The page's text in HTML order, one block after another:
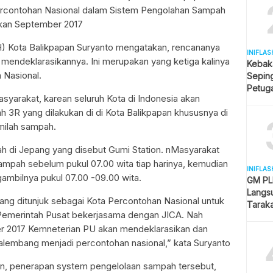
Nasional dalam Sistem Pengolahan Sampah
September 2017
Kota Balikpapan Suryanto mengatakan, rencananya
Ini merupakan yang ketiga kalinya
karean seluruh Kota di Indonesia akan
yang dilakukan di di Kota Balikpapan khususnya di
sampah.
di Jepang yang disebut Gumi Station. nMasyarakat
sebelum pukul 07.00 wita tiap harinya, kemudian
pukul 07.00 -09.00 wita.
ditunjuk sebagai Kota Percontohan Nasional untuk
Pusat bekerjasama dengan JICA. Nah
Kemneterian PU akan mendeklarasikan dan
menjadi percontohan nasional,” kata Suryanto
penerapan system pengelolaan sampah tersebut,
GM